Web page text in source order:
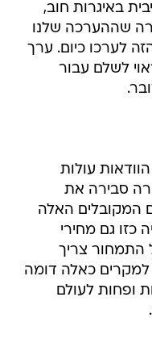
באיגרות חוב,
שההערכה שלנו
לערכו כיום. ערך
לשלם עבור
עולות
סבירה את
המקובלים האלה
כזו גם מחירי
התמחור צריך
למקרים כאלה דומה
ופחות לעולם